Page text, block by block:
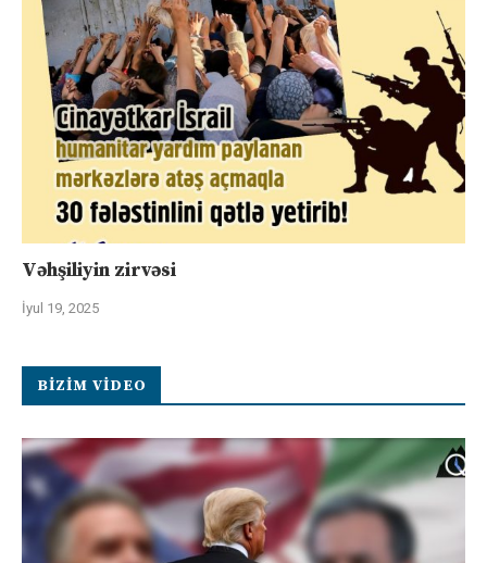
Vəhşiliyin zirvəsi
İyul 19, 2025
BIZIM VIDEO